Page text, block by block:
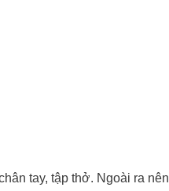
tay, tập thở. Ngoài ra